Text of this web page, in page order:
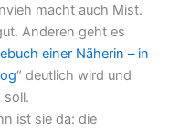
macht auch Mist.
Anderen geht es
einer Näherin – in
“ deutlich wird und
soll.
ist sie da: die